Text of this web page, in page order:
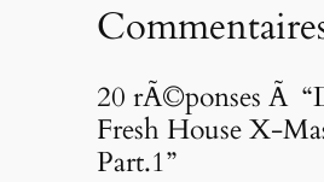
20 rÃ©ponses Ã
Fresh House X-
Part.1”